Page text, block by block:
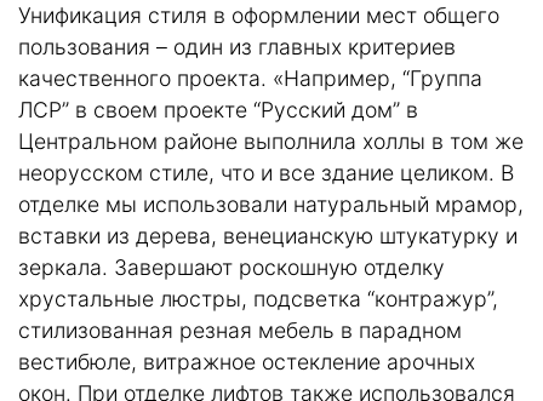
Унификация стиля в оформлении мест общего
пользования – один из главных критериев
качественного проекта. «Например, “Группа
ЛСР” в своем проекте “Русский дом” в
Центральном районе выполнила холлы в том же
неорусском стиле, что и все здание целиком. В
отделке мы использовали натуральный мрамор,
вставки из дерева, венецианскую штукатурку и
зеркала. Завершают роскошную отделку
хрустальные люстры, подсветка “контражур”,
стилизованная резная мебель в парадном
вестибюле, витражное остекление арочных
окон. При отделке лифтов также использовался